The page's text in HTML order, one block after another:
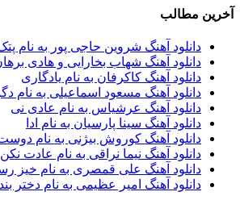
آراد عباسی
آراز
آراز آرا
آراز المان2
آراز نصیری1
آراکو1
آراکوم3
آران2
آران براتی1
آران براتی و ایمان حمیدی1
آران، مُوِرس و وینتِرس1
آرپژ1
آرتا1
آخرین مطالب
دانلود آهنگ شروین حاجی پور به نام
دانلود آهنگ شهاب بخارایی و هادی
دانلود آهنگ کاکرفان به نام یادگاری
دانلود آهنگ مسعود اسماعیلی به نام
دانلود آهنگ عرشیاس به نام عادی نی
دانلود آهنگ سینا پارسیان به نام ادا
دانلود آهنگ کوروش بیژنی به نام
دانلود آهنگ نیما نراقی به نام عادت نکن
دانلود آهنگ علی قمصری به نام خیز
دانلود آهنگ امیر عظیمی به نام دختر